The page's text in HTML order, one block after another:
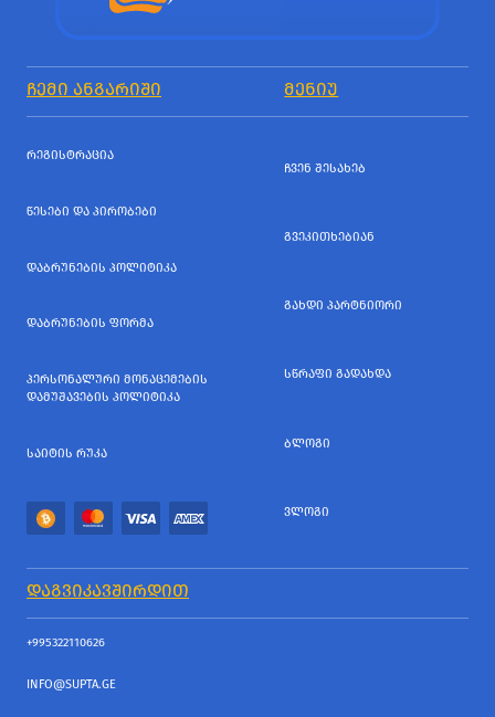
ᲩᲔᲛᲘ ᲐᲜᲒᲐᲠᲘᲨᲘ ᲛᲔᲜᲘᲣ
ᲠᲔᲒᲘᲡᲢᲠᲐᲪᲘᲐ
ᲬᲔᲡᲔᲑᲘ ᲓᲐ ᲞᲘᲠᲝᲑᲔᲑᲘ
ᲓᲐᲑᲠᲣᲜᲔᲑᲘᲡ ᲞᲝᲚᲘᲢᲘᲙᲐ
ᲓᲐᲑᲠᲣᲜᲔᲑᲘᲡ ᲤᲝᲠᲛᲐ
ᲞᲔᲠᲡᲝᲜᲐᲚᲣᲠᲘ ᲛᲝᲜᲐᲪᲔᲛᲔᲑᲘᲡ
ᲓᲐᲛᲣᲨᲐᲕᲔᲑᲘᲡ ᲞᲝᲚᲘᲢᲘᲙᲐ
ᲡᲐᲘᲢᲘᲡ ᲠᲣᲙᲐ
ᲩᲕᲔᲜ ᲨᲔᲡᲐᲮᲔᲑ
ᲒᲕᲔᲙᲘᲗᲮᲔᲑᲘᲐᲜ
ᲒᲐᲮᲓᲘ ᲞᲐᲠᲢᲜᲘᲝᲠᲘ
ᲡᲬᲠᲐᲤᲘ ᲒᲐᲓᲐᲮᲓᲐ
ᲑᲚᲝᲒᲘ
ᲕᲚᲝᲒᲘ
ᲓᲐᲒᲕᲘᲙᲐᲕᲨᲘᲠᲓᲘᲗ
+995322110626
INFO@SUPTA.GE